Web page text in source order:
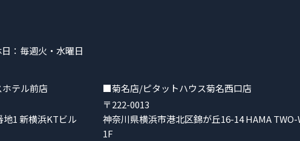
：毎週火・水曜日
テル前店
1 新横浜KTビル
■菊名店/ピタットハウス菊名西口店
〒222-0013
神奈川県横浜市港北区錦が丘16-14 HAMA TWO-
1F